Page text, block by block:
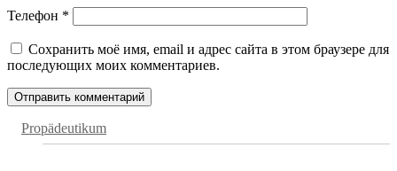
Телефон *
Сохранить моё имя, email и адрес сайта в этом браузере для
последующих моих комментариев.
Propädeutikum